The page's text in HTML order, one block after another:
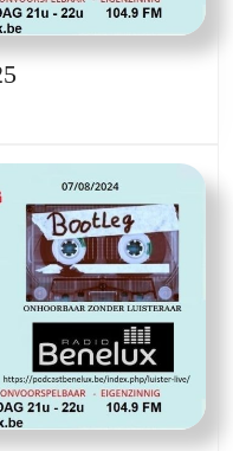
Bootleg
januari
2025